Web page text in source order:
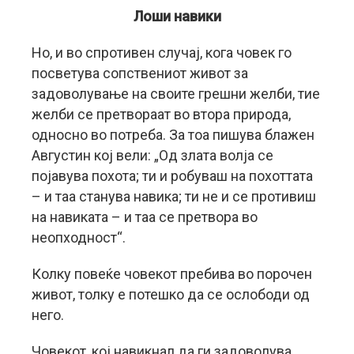
Лоши навики
Но, и во спротивен случај, кога човек го
посветува сопствениот живот за
задоволување на своите грешни желби, тие
желби се претвораат во втора природа,
односно во потреба. За тоа пишува блажен
Августин кој вели: „Од злата волја се
појавува похота; ти и робуваш на похоттата
– и таа станува навика; ти не и се противиш
на навиката – и таа се претвора во
неопходност“.
Колку повеќе човекот пребива во порочен
живот, толку е потешко да се ослободи од
него.